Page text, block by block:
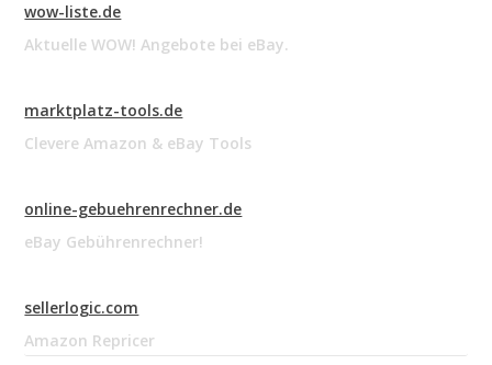
wow-liste.de
Aktuelle WOW! Angebote bei eBay.
marktplatz-tools.de
Clevere Amazon & eBay Tools
online-gebuehrenrechner.de
eBay Gebührenrechner!
sellerlogic.com
Amazon Repricer